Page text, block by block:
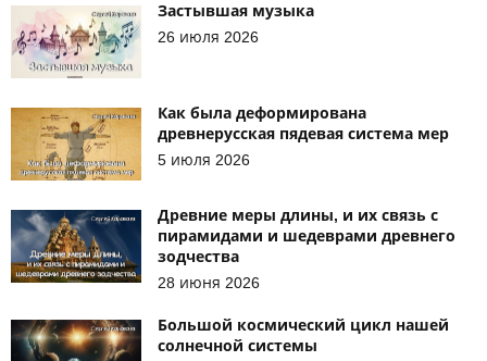
Застывшая музыка
26 июля 2026
Как была деформирована
древнерусская пядевая система мер
5 июля 2026
Древние меры длины, и их связь с
пирамидами и шедеврами древнего
зодчества
28 июня 2026
Большой космический цикл нашей
солнечной системы